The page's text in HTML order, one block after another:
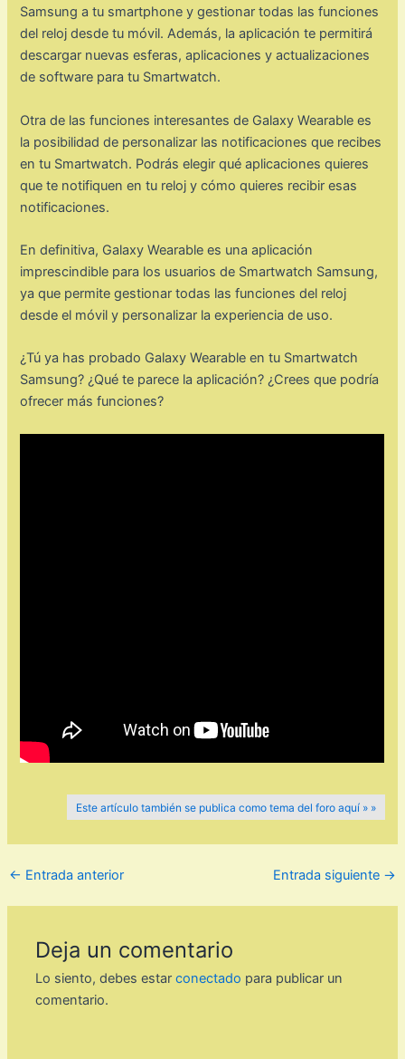
Samsung a tu smartphone y gestionar todas las funciones
del reloj desde tu móvil. Además, la aplicación te permitirá
descargar nuevas esferas, aplicaciones y actualizaciones
de software para tu Smartwatch.
Otra de las funciones interesantes de Galaxy Wearable es
la posibilidad de personalizar las notificaciones que recibes
en tu Smartwatch. Podrás elegir qué aplicaciones quieres
que te notifiquen en tu reloj y cómo quieres recibir esas
notificaciones.
En definitiva, Galaxy Wearable es una aplicación
imprescindible para los usuarios de Smartwatch Samsung,
ya que permite gestionar todas las funciones del reloj
desde el móvil y personalizar la experiencia de uso.
¿Tú ya has probado Galaxy Wearable en tu Smartwatch
Samsung? ¿Qué te parece la aplicación? ¿Crees que podría
ofrecer más funciones?
Este artículo también se publica como tema del foro aquí » »
← Entrada anterior Entrada siguiente →
Deja un comentario
Lo siento, debes estarconectado para publicar un
comentario.